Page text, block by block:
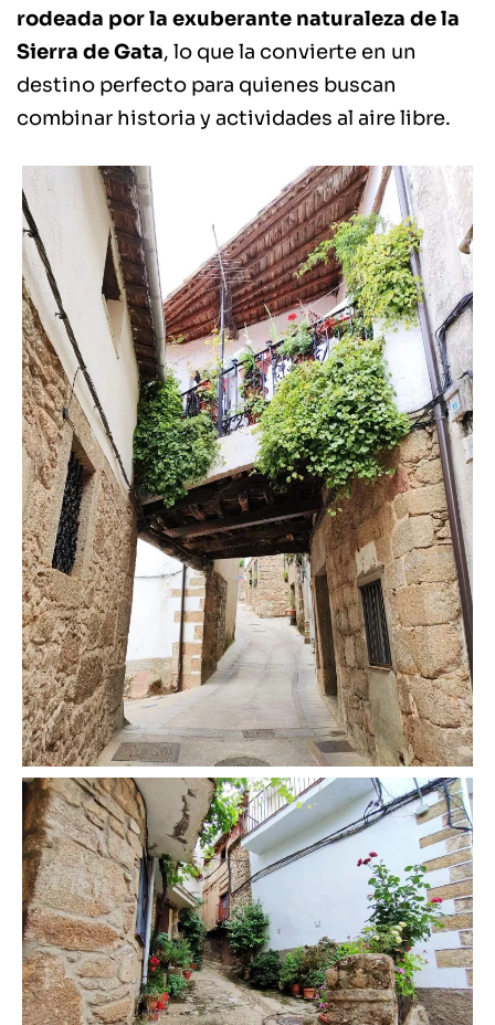
rodeada por la exuberante naturaleza de la
Sierra de Gata, lo que la convierte en un
destino perfecto para quienes buscan
combinar historia y actividades al aire libre.